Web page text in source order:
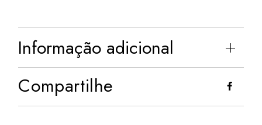
Informação adicional
Compartilhe